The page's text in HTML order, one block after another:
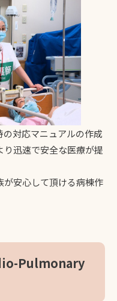
対応マニュアルの作成
迅速で安全な医療が提
が安心して頂ける病棟作
Pulmonary